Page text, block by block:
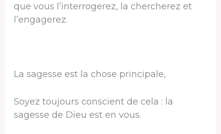
que vous l’interrogerez, la chercherez et
l’engagerez.
La sagesse est la chose principale,
Soyez toujours conscient de cela : la
sagesse de Dieu est en vous.